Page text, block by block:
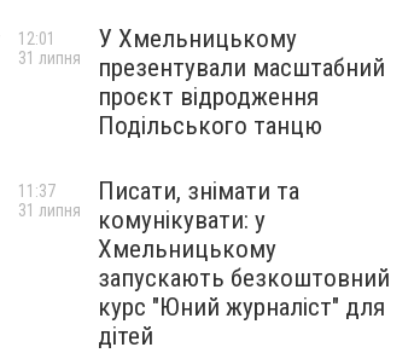
У Хмельницькому
презентували масштабний
проєкт відродження
Подільського танцю
12:01
31 липня
Писати, знімати та
комунікувати: у
Хмельницькому
запускають безкоштовний
курс "Юний журналіст" для
дітей
11:37
31 липня